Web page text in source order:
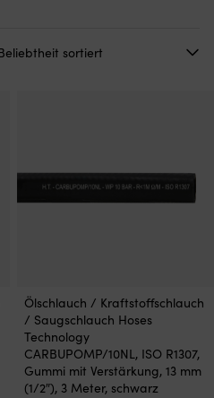
Ölschlauch / Kraftstoffschlauch
/ Saugschlauch Hoses
Technology
CARBUPOMP/10NL, ISO R1307,
Gummi mit Verstärkung, 13 mm
(1/2″), 3 Meter, schwarz